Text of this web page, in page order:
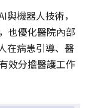
機器人技術，
也優化醫院內部
在病患引導、醫
效分擔醫護工作